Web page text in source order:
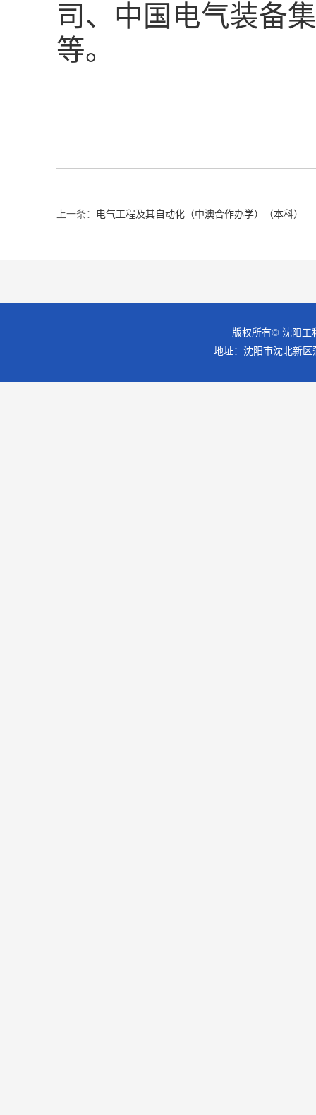
司、中国电气装备
等。
上一条： 电气工程及其自动化（中澳合作办学）（本科）
版权所有© 沈阳工
地址：沈阳市沈北新区